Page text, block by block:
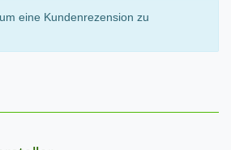
eine Kundenrezension zu